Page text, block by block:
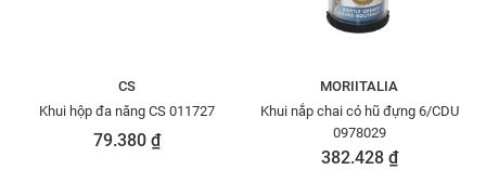
CS
Khui hộp đa năng CS 011727
79.380 ₫
MORIITALIA
Khui nắp chai có hũ đựng 6/CDU
0978029
382.428 ₫